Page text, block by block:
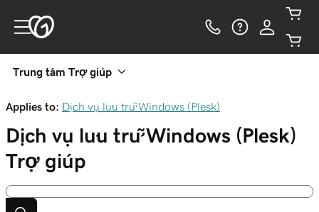
Trung tâm Trợ giúp
Applies to: Dịch vụ lưu trữ Windows (Plesk)
Dịch vụ lưu trữ Windows (Plesk)
Trợ giúp